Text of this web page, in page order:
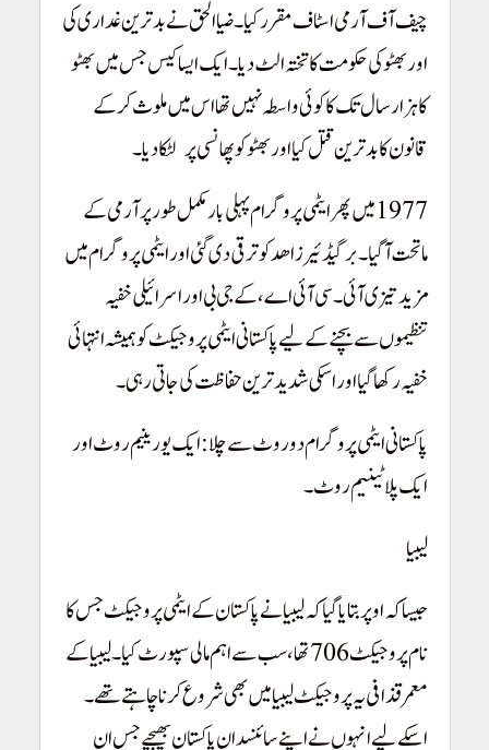
چیف آف آرمی اسٹاف مقرر کیا۔ ضیاالحق نے بدترین غداری کی
اور بھٹو کی حکومت کا تختہ الٹ دیا۔ ایک ایسا کیس جس میں بھٹو
کا ہزارسال تک کا کوئی واسطہ نہیں تھا اس میں ملوث کر کے
قانون کا بدترین قتل کیا اور بھٹو کو پھانسی پر لٹکا دیا۔
1977 میں پھر ایٹمی پروگرام پہلی بار مکمل طور پر آرمی کے
ماتحت آ گیا۔ برگیڈئیر زاھد کو ترقی دی گئی اور ایٹمی پروگرام میں
مزید تیزی آئی۔ سی آئی اے، کے جی بی اور اسرائیلی خفیہ
تنظیموں سے بچنے کے لیے پاکستانی ایٹمی پروجیکٹ کو ہمیشہ انتہائی
خفیہ رکھا گیا اور اسکی شدید ترین حفاظت کی جاتی رہی۔
پاکستانی ایٹمی پروگرام دو روٹ سے چلا: ایک یورینیم روٹ اور
ایک پلاٹینیم روٹ۔
لیبیا
جیسا کہ اوپر بتایا گیا کہ لیبیا نے پاکستان کے ایٹمی پروجیکٹ جس کا
نام پروجیکٹ 706 تھا، سب سے اہم مالی سپورٹ کیا۔ لیبیا کے
معمرقذافی یہ پروجیکٹ لیبیا میں بھی شروع کرنا چاہتے تھے۔
اسکے لیے انہوں نے اپنے سائنسدان پاکستان بھیجیے جس ان